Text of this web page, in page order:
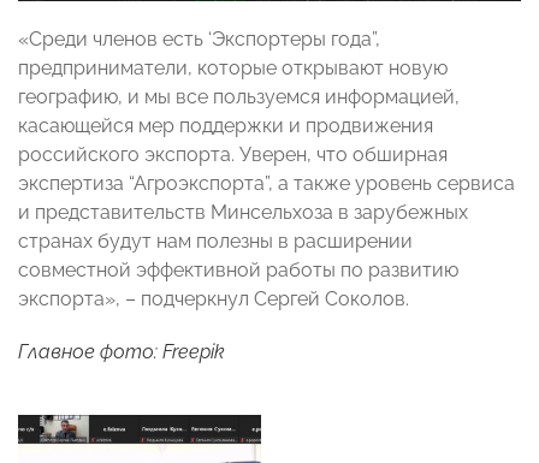
«Среди членов есть ‘Экспортеры года”,
предприниматели, которые открывают новую
географию, и мы все пользуемся информацией,
касающейся мер поддержки и продвижения
российского экспорта. Уверен, что обширная
экспертиза “Агроэкспорта”, а также уровень сервиса
и представительств Минсельхоза в зарубежных
странах будут нам полезны в расширении
совместной эффективной работы по развитию
экспорта», – подчеркнул Сергей Соколов.
Главное фото: Freepik